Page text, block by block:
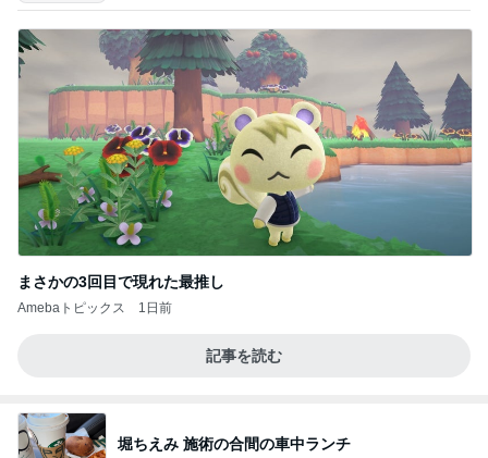
まさかの3回目で現れた最推し
Amebaトピックス 1日前
記事を読む
堀ちえみ 施術の合間の車中ランチ